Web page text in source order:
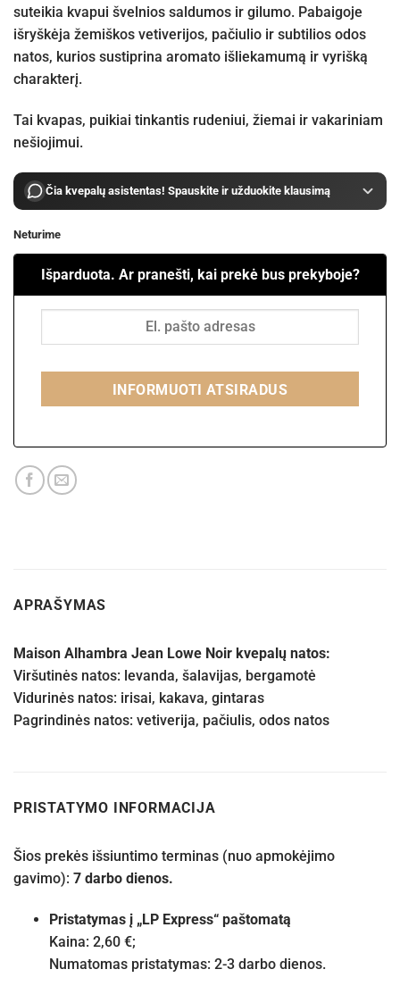
suteikia kvapui švelnios saldumos ir gilumo. Pabaigoje
išryškėja žemiškos vetiverijos, pačiulio ir subtilios odos
natos, kurios sustiprina aromato išliekamumą ir vyrišką
charakterį.
Tai kvapas, puikiai tinkantis rudeniui, žiemai ir vakariniam
nešiojimui.
Čia kvepalų asistentas! Spauskite ir užduokite klausimą
Neturime
Išparduota. Ar pranešti, kai prekė bus prekyboje?
INFORMUOTI ATSIRADUS
APRAŠYMAS
Maison Alhambra Jean Lowe Noir kvepalų natos:
Viršutinės natos: levanda, šalavijas, bergamotė
Vidurinės natos: irisai, kakava, gintaras
Pagrindinės natos: vetiverija, pačiulis, odos natos
PRISTATYMO INFORMACIJA
Šios prekės išsiuntimo terminas (nuo apmokėjimo
gavimo): 7 darbo dienos.
Pristatymas į „LP Express“ paštomatą
Kaina: 2,60 €;
Numatomas pristatymas: 2-3 darbo dienos.